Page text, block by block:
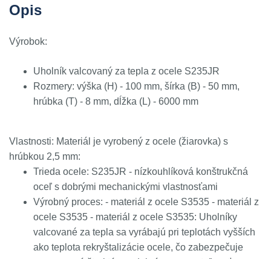
Opis
Výrobok:
Uholník valcovaný za tepla z ocele S235JR
Rozmery: výška (H) - 100 mm, šírka (B) - 50 mm,
hrúbka (T) - 8 mm, dĺžka (L) - 6000 mm
Vlastnosti: Materiál je vyrobený z ocele (žiarovka) s
hrúbkou 2,5 mm:
Trieda ocele: S235JR - nízkouhlíková konštrukčná
oceľ s dobrými mechanickými vlastnosťami
Výrobný proces: - materiál z ocele S3535 - materiál z
ocele S3535 - materiál z ocele S3535: Uholníky
valcované za tepla sa vyrábajú pri teplotách vyšších
ako teplota rekryštalizácie ocele, čo zabezpečuje